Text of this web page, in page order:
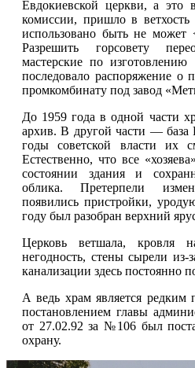
Евдокиевской церкви, а это
комиссии, пришло в
использовано быть не может
Разрешить горсовету
мастерские по
последовало распоряжение о
промкомбинату под завод
До 1959 года в одной части
архив. В другой части — база
годы советской власти их
Естественно, что все
состоянии здания и
облика. Претерпели
появились пристройки,
году был разобран верхний
Церковь ветшала,
негодность, стены сырели из-
канализации здесь постоянно
А ведь храм является редким
постановлением главы
от 27.02.92 за №106 был
охрану.